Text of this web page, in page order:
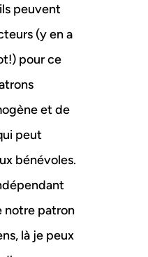
peuvent
(y en a
pour ce
et de
peut
bénévoles.
notre patron
là je peux